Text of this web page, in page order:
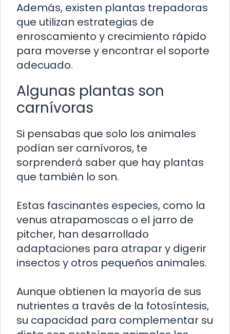
Además, existen plantas trepadoras
que utilizan estrategias de
enroscamiento y crecimiento rápido
para moverse y encontrar el soporte
adecuado.
Algunas plantas son
carnívoras
Si pensabas que solo los animales
podían ser carnívoros, te
sorprenderá saber que hay plantas
que también lo son.
Estas fascinantes especies, como la
venus atrapamoscas o el jarro de
pitcher, han desarrollado
adaptaciones para atrapar y digerir
insectos y otros pequeños animales.
Aunque obtienen la mayoría de sus
nutrientes a través de la fotosíntesis,
su capacidad para complementar su